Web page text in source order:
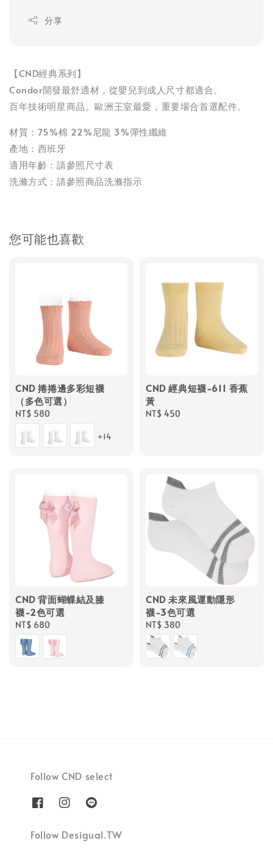
分享
【CND經典系列】
Condor開發最舒適材，從嬰兒到成人尺寸都適合。
百年技術明星商品。歐洲王室最愛，重要場合首選配件。
材質：75%棉 22%尼龍 3%彈性纖維
產地：西班牙
適用年齡：請參照尺寸表
洗滌方式：請參照商品洗滌指示
您可能也喜歡
CND 捲捲邊多彩短襪
（多色可選）
Regular
price
NT$ 580
+14
CND 經典短襪-611 香蕉
黃
Regular
NT$ 450
CND 背面蝴蝶結及膝
襪-2色可選
Regular
price
NT$ 680
CND 未來風運動隱形
襪-3色可選
Regular
price
NT$ 380
Follow CND select
Follow Desigual.TW